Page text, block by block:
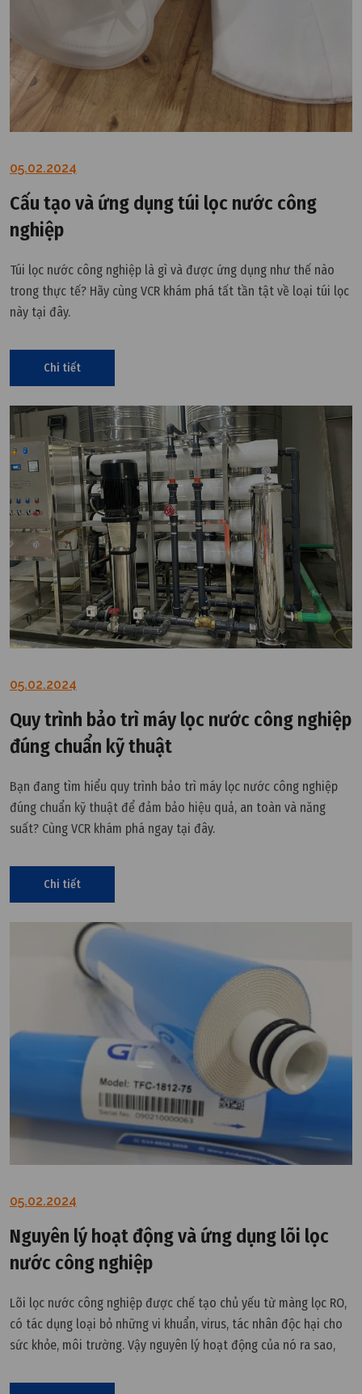
05.02.2024
Cấu tạo và ứng dụng túi lọc nước công
nghiệp
Túi lọc nước công nghiệp là gì và được ứng dụng như thế nào
trong thực tế? Hãy cùng VCR khám phá tất tần tật về loại túi lọc
này tại đây.
Chi tiết
05.02.2024
Quy trình bảo trì máy lọc nước công nghiệp
đúng chuẩn kỹ thuật
Bạn đang tìm hiểu quy trình bảo trì máy lọc nước công nghiệp
đúng chuẩn kỹ thuật để đảm bảo hiệu quả, an toàn và năng
suất? Cùng VCR khám phá ngay tại đây.
Chi tiết
05.02.2024
Nguyên lý hoạt động và ứng dụng lõi lọc
nước công nghiệp
Lõi lọc nước công nghiệp được chế tạo chủ yếu từ màng lọc RO,
có tác dụng loại bỏ những vi khuẩn, virus, tác nhân độc hại cho
sức khỏe, môi trường. Vậy nguyên lý hoạt động của nó ra sao,
đây.